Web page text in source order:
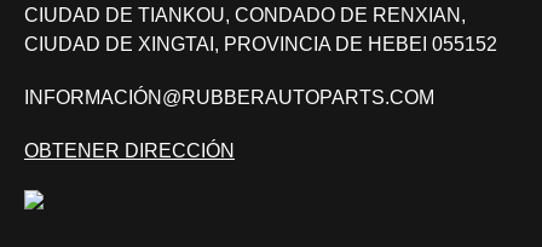
CIUDAD DE TIANKOU, CONDADO DE RENXIAN,
CIUDAD DE XINGTAI, PROVINCIA DE HEBEI 055152
INFORMACIÓN@RUBBERAUTOPARTS.COM
OBTENER DIRECCIÓN